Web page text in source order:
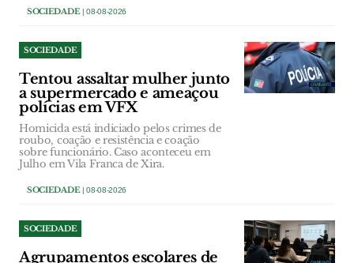
SOCIEDADE| 08-08-2026
SOCIEDADE
Tentou assaltar mulher junto
a supermercado e ameaçou
polícias em VFX
Homicida está indiciado pelos crimes de
roubo, coação e resistência e coação
sobre funcionário. Caso aconteceu em
Julho em Vila Franca de Xira.
SOCIEDADE| 08-08-2026
SOCIEDADE
Agrupamentos escolares de